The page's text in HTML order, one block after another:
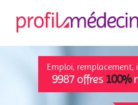
Emploi, remplacement,
9987 offres 100%